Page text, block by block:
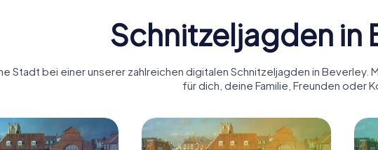
Schnitzeljagden in
Stadt bei einer unserer zahlreichen digitalen Schnitzeljagden in Beverley.
für dich, deine Familie, Freunden oder